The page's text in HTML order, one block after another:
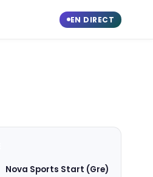
EN DIRECT
Nova Sports Start (Gre)